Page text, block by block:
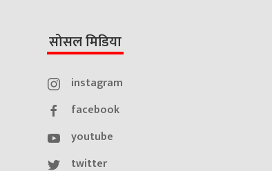
सोसल मिडिया
instagram
facebook
youtube
twitter